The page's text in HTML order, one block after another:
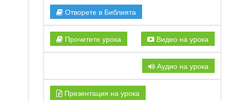
Отворете в Библията
Прочетете урока Видео на урока
Аудио на урока
Презентация на урока